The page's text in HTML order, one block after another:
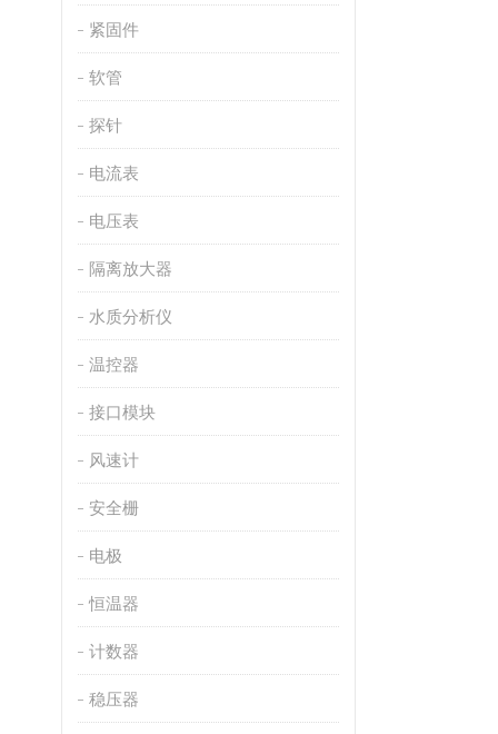
紧固件
软管
探针
电流表
电压表
隔离放大器
水质分析仪
温控器
接口模块
风速计
安全栅
电极
恒温器
计数器
稳压器